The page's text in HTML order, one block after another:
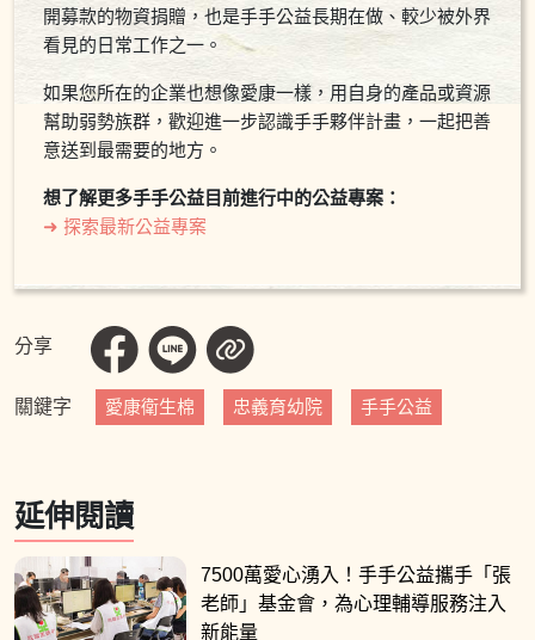
開募款的物資捐贈，也是手手公益長期在做、較少被外界
看見的日常工作之一。
如果您所在的企業也想像愛康一樣，用自身的產品或資源
幫助弱勢族群，歡迎進一步認識手手夥伴計畫，一起把善
意送到最需要的地方。
想了解更多手手公益目前進行中的公益專案：
➜ 探索最新公益專案
分享
關鍵字 愛康衛生棉 忠義育幼院 手手公益
延伸閱讀
7500萬愛心湧入！手手公益攜手「張
老師」基金會，為心理輔導服務注入
新能量